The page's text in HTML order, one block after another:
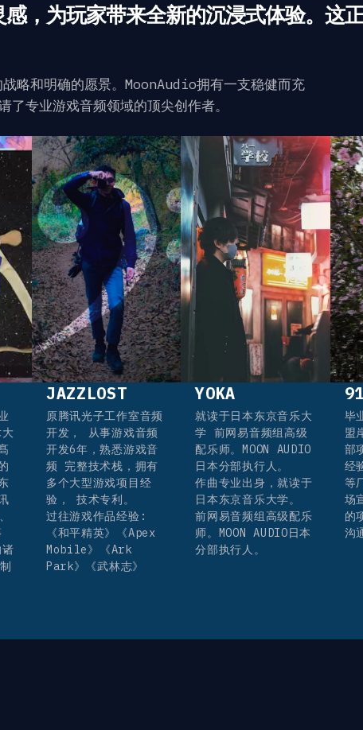
，为玩家带来全新的沉浸式体验。这
略和明确的愿景。MoonAudio拥有一支稳健而充
了专业游戏音频领域的顶尖创作者。
JAZZLOST
原腾讯光子工作室音频
开发， 从事游戏音频
开发6年，熟悉游戏音
频 完整技术栈，拥有
多个大型游戏项目经
验， 技术专利。
过往游戏作品经验:
《和平精英》《Apex
Mobile》《Ark
Park》《武林志》
YOKA
就读于日本东京音乐大
学 前网易音频组高级
配乐师。MOON AUDIO
日本分部执行人。
作曲专业出身，就读于
日本东京音乐大学。
前网易音频组高级配乐
师。MOON AUDIO日本
分部执行人。
91
毕
盟
部
经
等
场
的
沟